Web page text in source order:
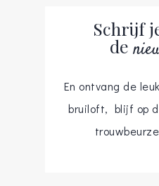
Schrijf
de
En ontvang de
bruiloft, blijf op